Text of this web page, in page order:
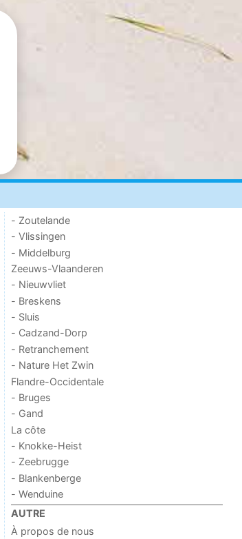
- Zoutelande
- Vlissingen
- Middelburg
Zeeuws-Vlaanderen
- Nieuwvliet
- Breskens
- Sluis
- Cadzand-Dorp
- Retranchement
- Nature Het Zwin
Flandre-Occidentale
- Bruges
- Gand
La côte
- Knokke-Heist
- Zeebrugge
- Blankenberge
- Wenduine
AUTRE
À propos de nous